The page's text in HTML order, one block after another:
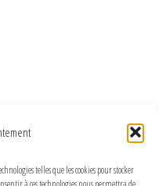
telles que les cookies pour stocker